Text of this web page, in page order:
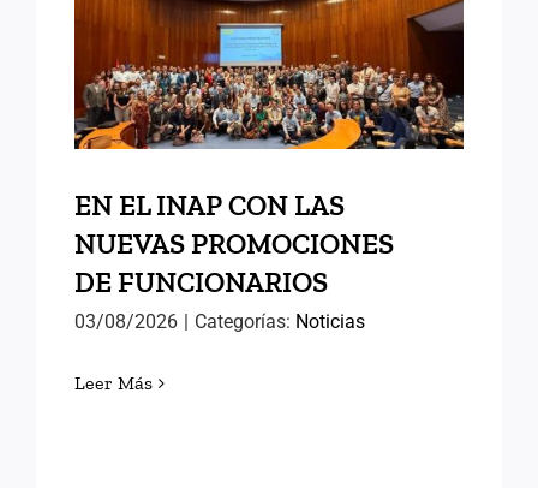
EN EL INAP CON LAS
NUEVAS PROMOCIONES
DE FUNCIONARIOS
EN EL INAP CON LAS
NUEVAS PROMOCIONES
DE FUNCIONARIOS
03/08/2026 | Categorías: Noticias
Leer Más